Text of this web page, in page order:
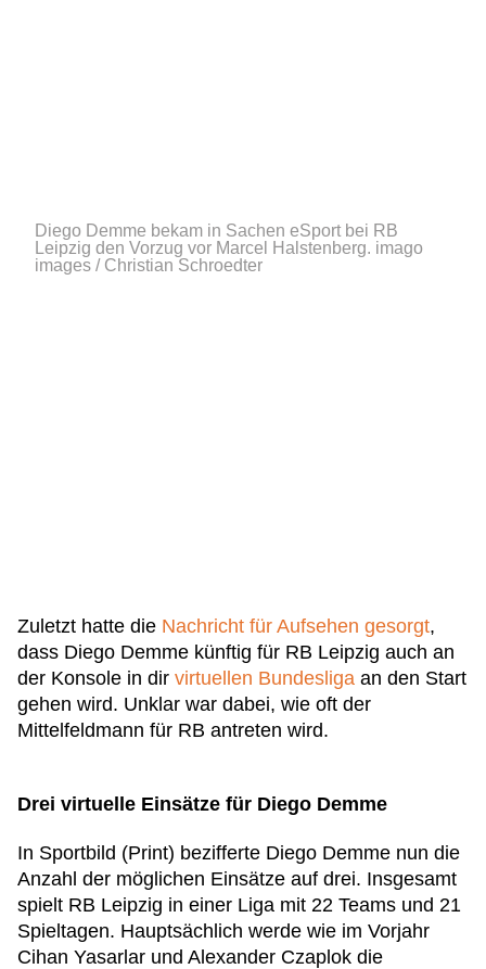
Diego Demme bekam in Sachen eSport bei RB
Leipzig den Vorzug vor Marcel Halstenberg. imago
images / Christian Schroedter
Zuletzt hatte die Nachricht für Aufsehen gesorgt,
dass Diego Demme künftig für RB Leipzig auch an
der Konsole in dir virtuellen Bundesliga an den Start
gehen wird. Unklar war dabei, wie oft der
Mittelfeldmann für RB antreten wird.
Drei virtuelle Einsätze für Diego Demme
In Sportbild (Print) bezifferte Diego Demme nun die
Anzahl der möglichen Einsätze auf drei. Insgesamt
spielt RB Leipzig in einer Liga mit 22 Teams und 21
Spieltagen. Hauptsächlich werde wie im Vorjahr
Cihan Yasarlar und Alexander Czaplok die